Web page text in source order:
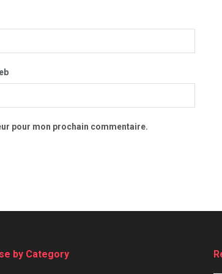
pour mon prochain commentaire.
by Category